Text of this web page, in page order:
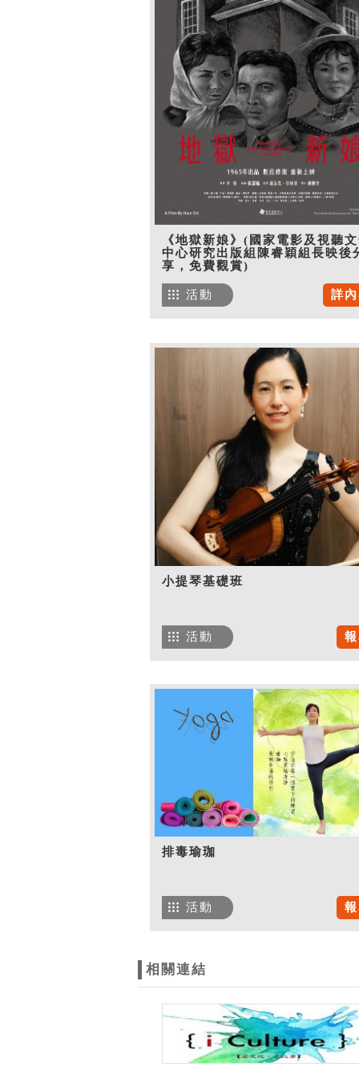
《地獄新娘》(國家電影及視聽
中心研究出版組陳睿穎組長映後
享，免費觀賞)
詳
活動
小提琴基礎班
活動
排毒瑜珈
活動
相關連結